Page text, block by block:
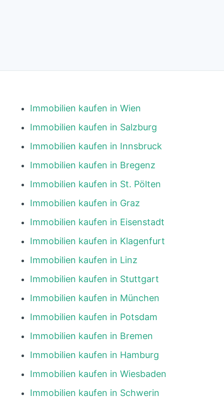
Immobilien kaufen in Wien
Immobilien kaufen in Salzburg
Immobilien kaufen in Innsbruck
Immobilien kaufen in Bregenz
Immobilien kaufen in St. Pölten
Immobilien kaufen in Graz
Immobilien kaufen in Eisenstadt
Immobilien kaufen in Klagenfurt
Immobilien kaufen in Linz
Immobilien kaufen in Stuttgart
Immobilien kaufen in München
Immobilien kaufen in Potsdam
Immobilien kaufen in Bremen
Immobilien kaufen in Hamburg
Immobilien kaufen in Wiesbaden
Immobilien kaufen in Schwerin